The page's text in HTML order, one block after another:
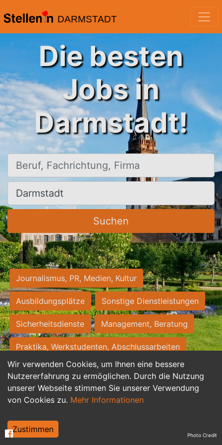
DARMSTADT
Wir verwenden Cookies, um Ihnen eine bessere
Nutzererfahrung zu ermöglichen. Durch die Nutzung
unserer Webseite stimmen Sie unserer Verwendung
von Cookies zu. Mehr Informationen
Zustimmen
Die besten
Jobs in
Darmstadt!
Beruf, Fachrichtung, Firma
Ort, Stadt
Suchen
Journalismus, PR, Medien, Kultur
Ausbildungsplätze Sonstige Dienstleistungen
Sicherheitsdienste Management, Beratung
Praktika, Werkstudenten, Abschlussarbeiten
Personalwesen Assistenz, Sekretariat
Hilfskräfte, Aushilfs- und Nebenjobs
Weiterbildung, Studium, duale Ausbildung Photo Credit